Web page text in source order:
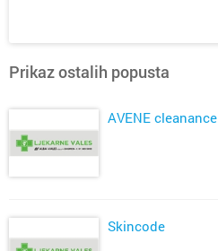
Prikaz ostalih popusta
AVENE cleanance
Skincode